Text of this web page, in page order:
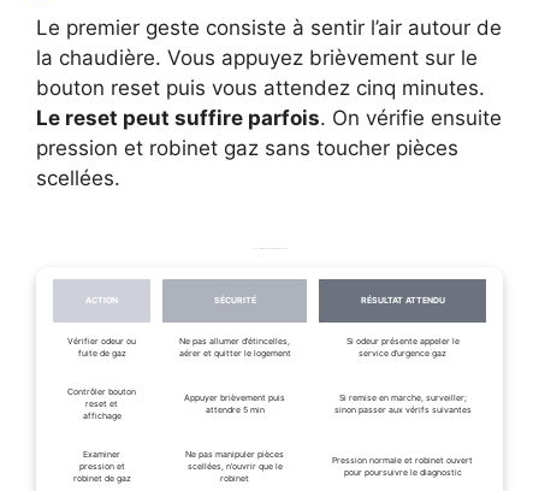
Le premier geste consiste à sentir l’air autour de
la chaudière. Vous appuyez brièvement sur le
bouton reset puis vous attendez cinq minutes.
Le reset peut suffire parfois. On vérifie ensuite
pression et robinet gaz sans toucher pièces
scellées.
ACTION SÉCURITÉ RÉSULTAT ATTENDU
Vérifier odeur ou
fuite de gaz
Ne pas allumer d’étincelles,
aérer et quitter le logement
Si odeur présente appeler le
service d’urgence gaz
Contrôler bouton
reset et
affichage
Appuyer brièvement puis
attendre 5 min
Si remise en marche, surveiller;
sinon passer aux vérifs suivantes
Examiner
pression et
robinet de gaz
Ne pas manipuler pièces
scellées, n’ouvrir que le
robinet
Pression normale et robinet ouvert
pour poursuivre le diagnostic